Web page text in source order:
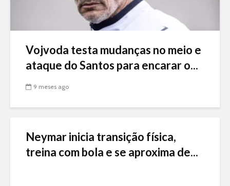
Vojvoda testa mudanças no meio e
ataque do Santos para encarar o...
9 meses ago
Neymar inicia transição física,
treina com bola e se aproxima de...